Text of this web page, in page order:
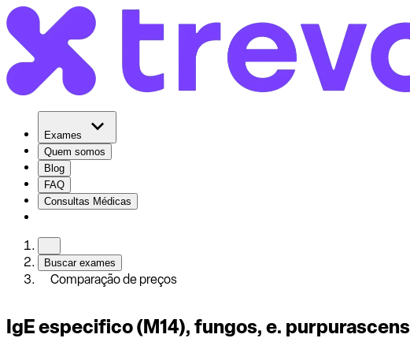
Exames
Quem somos
Blog
FAQ
Consultas Médicas
Buscar exames
Comparação de preços
IgE especifico (M14), fungos, e. purpurascens